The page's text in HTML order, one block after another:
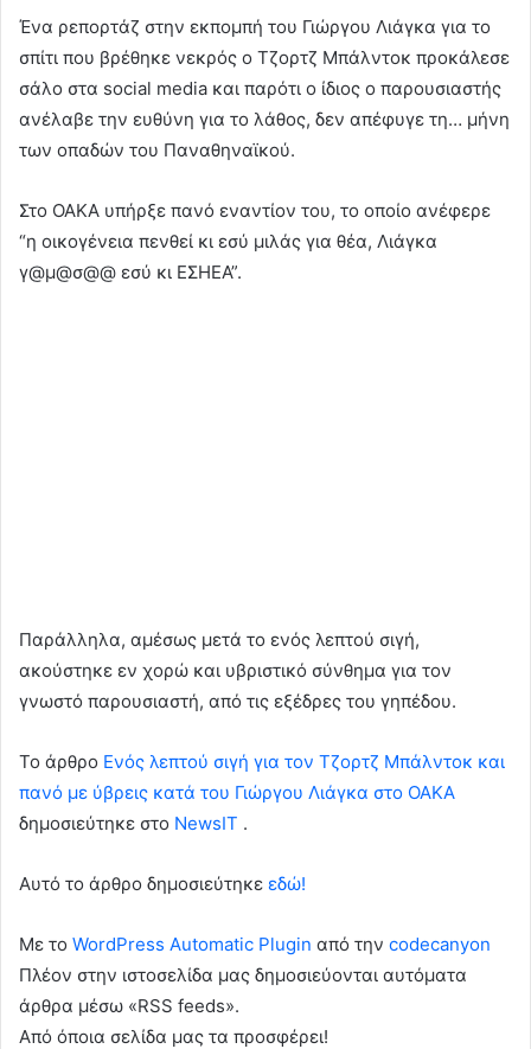
Ένα ρεπορτάζ στην εκπομπή του Γιώργου Λιάγκα για το
σπίτι που βρέθηκε νεκρός ο Τζορτζ Μπάλντοκ προκάλεσε
σάλο στα social media και παρότι ο ίδιος ο παρουσιαστής
ανέλαβε την ευθύνη για το λάθος, δεν απέφυγε τη… μήνη
των οπαδών του Παναθηναϊκού.
Στο ΟΑΚΑ υπήρξε πανό εναντίον του, το οποίο ανέφερε
“η οικογένεια πενθεί κι εσύ μιλάς για θέα, Λιάγκα
γ@μ@σ@@ εσύ κι ΕΣΗΕΑ”.
Παράλληλα, αμέσως μετά το ενός λεπτού σιγή,
ακούστηκε εν χορώ και υβριστικό σύνθημα για τον
γνωστό παρουσιαστή, από τις εξέδρες του γηπέδου.
To άρθρο Ενός λεπτού σιγή για τον Τζορτζ Μπάλντοκ και
πανό με ύβρεις κατά του Γιώργου Λιάγκα στο ΟΑΚΑ
δημοσιεύτηκε στο NewsIT .
Αυτό το άρθρο δημοσιεύτηκε εδώ!
Με το WordPress Automatic Plugin από την codecanyon
Πλέον στην ιστοσελίδα μας δημοσιεύονται αυτόματα
άρθρα μέσω «RSS feeds».
Από όποια σελίδα μας τα προσφέρει!